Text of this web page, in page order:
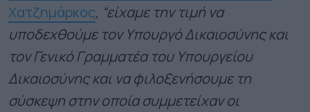
Χατζημάρκος, “είχαμε την τιμή να
υποδεχθούμε τον Υπουργό Δικαιοσύνης και
τον Γενικό Γραμματέα του Υπουργείου
Δικαιοσύνης και να φιλοξενήσουμε τη
σύσκεψη στην οποία συμμετείχαν οι